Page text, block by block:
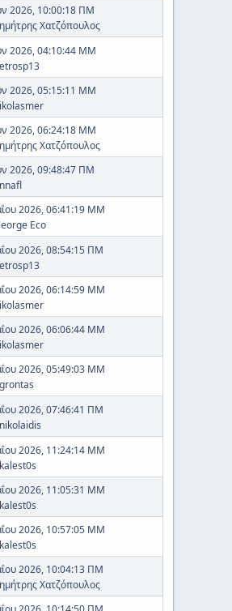
2026, 10:00:18 ΠΜ
Χατζόπουλος
2026, 04:10:44 ΜΜ
2026, 05:15:11 ΜΜ
2026, 06:24:18 ΜΜ
Χατζόπουλος
2026, 09:48:47 ΠΜ
2026, 06:41:19 ΜΜ
Eco
2026, 08:54:15 ΠΜ
2026, 06:14:59 ΜΜ
2026, 06:06:44 ΜΜ
2026, 05:49:03 ΜΜ
2026, 07:46:41 ΠΜ
2026, 11:24:14 ΜΜ
2026, 11:05:31 ΜΜ
2026, 10:57:05 ΜΜ
2026, 10:04:13 ΠΜ
Χατζόπουλος